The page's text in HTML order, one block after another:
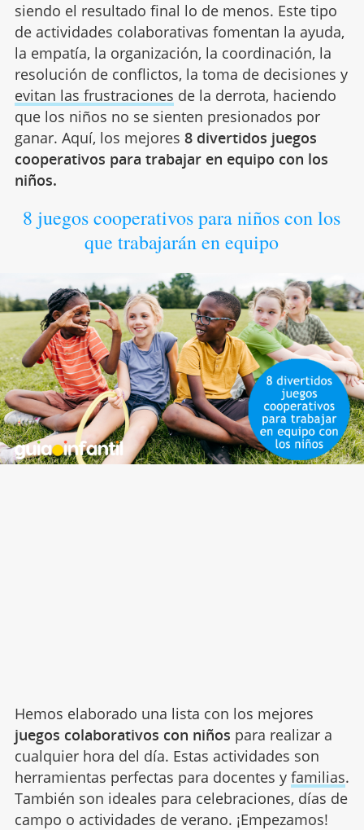
siendo el resultado final lo de menos. Este tipo
de actividades colaborativas fomentan la ayuda,
la empatía, la organización, la coordinación, la
resolución de conflictos, la toma de decisiones y
evitan las frustraciones de la derrota, haciendo
que los niños no se sienten presionados por
ganar. Aquí, los mejores 8 divertidos juegos
cooperativos para trabajar en equipo con los
niños.
8 juegos cooperativos para niños con los
que trabajarán en equipo
Hemos elaborado una lista con los mejores
juegos colaborativos con niños para realizar a
cualquier hora del día. Estas actividades son
herramientas perfectas para docentes y familias.
También son ideales para celebraciones, días de
campo o actividades de verano. ¡Empezamos!